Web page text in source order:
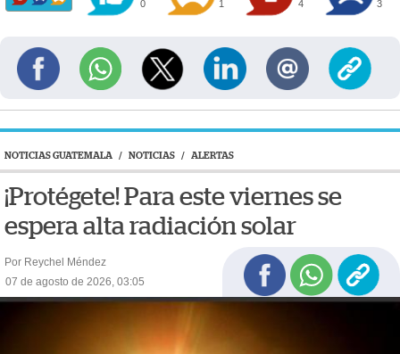
0 1 4 3
NOTICIAS GUATEMALA / NOTICIAS / ALERTAS
¡Protégete! Para este viernes se
espera alta radiación solar
Por Reychel Méndez
07 de agosto de 2026, 03:05